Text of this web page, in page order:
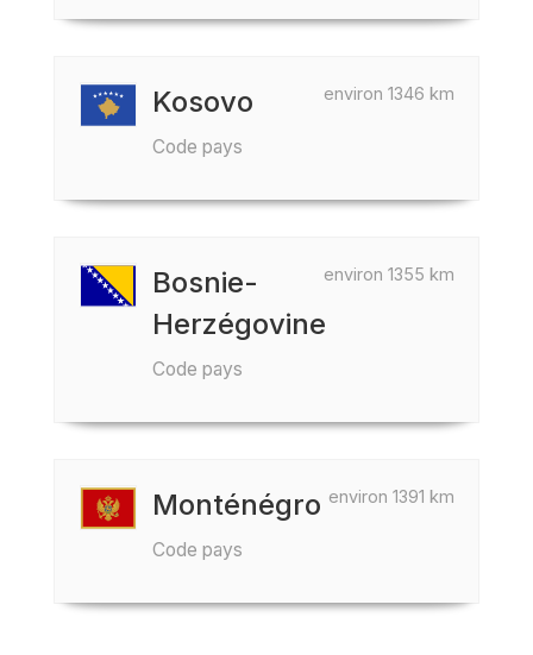
environ 1346 km
Kosovo
Code pays
environ 1355 km
Bosnie-
Herzégovine
Code pays
environ 1391 km
Monténégro
Code pays